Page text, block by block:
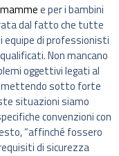
mammee per i bambini
dal fatto che tutte
di professionisti
Non mancano
oggettivi legati al
mettendo sotto forte
situazioni siamo
convenzioni con
“affinché fossero
di sicurezza